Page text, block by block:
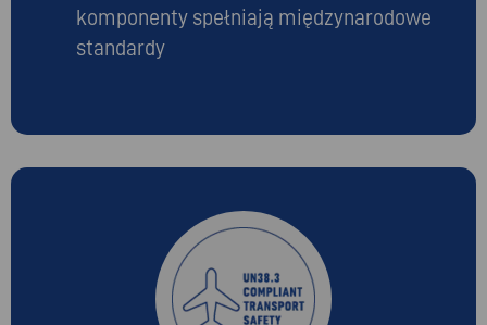
komponenty spełniają międzynarodowe
standardy